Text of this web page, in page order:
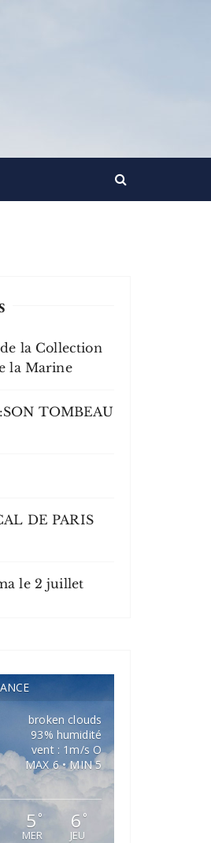
la Collection
la Marine
TOMBEAU
DE PARIS
le 2 juillet
broken clouds
93% humidité
vent : 1m/s O
MAX 6 • MIN 5
5 °
MER
6 °
JEU